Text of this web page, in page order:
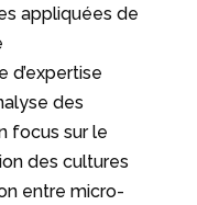
appliquées de
d’expertise
des
focus sur le
des cultures
entre micro-